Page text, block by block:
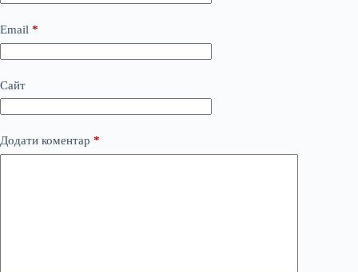
Email *
Сайт
Додати коментар *